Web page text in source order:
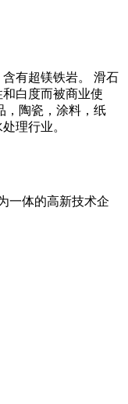
有超镁铁岩。 滑石
白度而被商业使
，陶瓷，涂料，纸
理行业。
一体的高新技术企